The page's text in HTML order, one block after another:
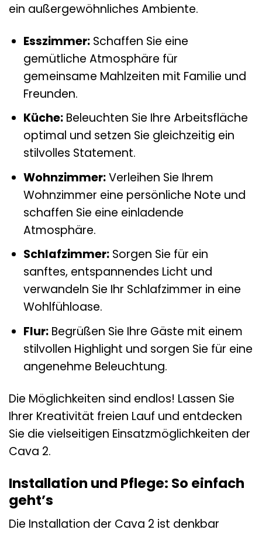
ein außergewöhnliches Ambiente.
Esszimmer:Schaffen Sie eine
gemütliche Atmosphäre für
gemeinsame Mahlzeiten mit Familie und
Freunden.
Küche:Beleuchten Sie Ihre Arbeitsfläche
optimal und setzen Sie gleichzeitig ein
stilvolles Statement.
Wohnzimmer:Verleihen Sie Ihrem
Wohnzimmer eine persönliche Note und
schaffen Sie eine einladende
Atmosphäre.
Schlafzimmer:Sorgen Sie für ein
sanftes, entspannendes Licht und
verwandeln Sie Ihr Schlafzimmer in eine
Wohlfühloase.
Flur:Begrüßen Sie Ihre Gäste mit einem
stilvollen Highlight und sorgen Sie für eine
angenehme Beleuchtung.
Die Möglichkeiten sind endlos! Lassen Sie
Ihrer Kreativität freien Lauf und entdecken
Sie die vielseitigen Einsatzmöglichkeiten der
Cava 2.
Installation und Pflege: So einfach
geht’s
Die Installation der Cava 2 ist denkbar